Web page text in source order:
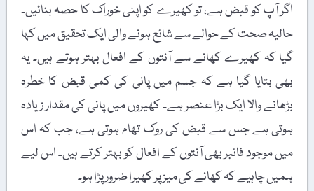
اگر آپ کو قبض ہے، تو کھیرے کو اپنی خوراک کا حصہ بنائیں۔
حالیہ صحت کے حوالے سے شائع ہونے والی ایک تحقیق میں کہا
گیا کہ کھیرے کھانے سے آنتوں کے افعال بہتر ہوتے ہیں۔ یہ
بھی بتایا گیا ہے کہ جسم میں پانی کی کمی قبض کا خطرہ
بڑھانے والا ایک بڑا عنصر ہے۔ کھیروں میں پانی کی مقدار زیادہ
ہوتی ہے جس سے قبض کی روک تھام ہوتی ہے، جب کہ اس
میں موجود فائبر بھی آنتوں کے افعال کو بہتر کرتے ہیں۔ اس لیے
ہمیں چاہیے کہ کھانے کی میز پر کھیرا ضرور پڑا ہو۔